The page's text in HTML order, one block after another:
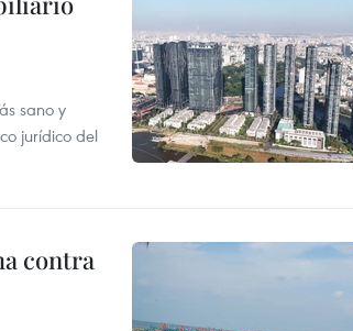
sano y
jurídico del
contra